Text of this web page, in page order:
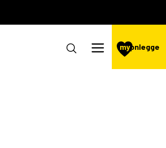
mypnlegge